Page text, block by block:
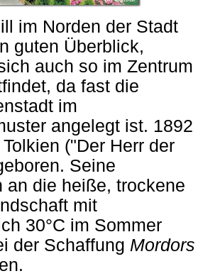
im Norden der Stadt
guten Überblick,
auch so im Zentrum
da fast die
im
angelegt ist. 1892
("Der Herr der
Seine
an die heiße, trockene
mit
30°C im Sommer
der Schaffung Mordors